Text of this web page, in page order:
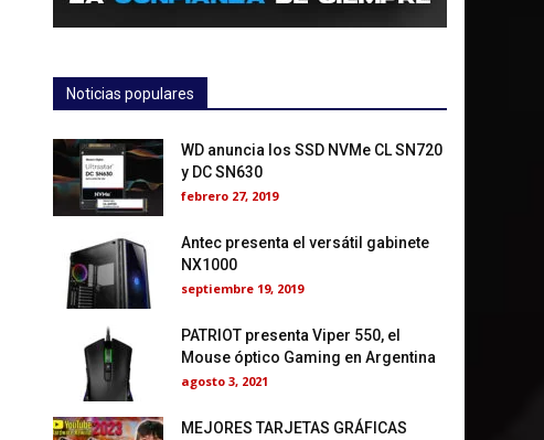
Noticias populares
WD anuncia los SSD NVMe CL SN720
y DC SN630
febrero 27, 2019
Antec presenta el versátil gabinete
NX1000
septiembre 19, 2019
PATRIOT presenta Viper 550, el
Mouse óptico Gaming en Argentina
agosto 3, 2021
MEJORES TARJETAS GRÁFICAS